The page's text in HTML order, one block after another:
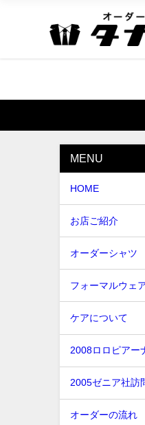
MENU
HOME
お店ご紹介
オーダーシャツ
フォーマルウェ
ケアについて
2008ロロピアー
2005ゼニア社訪
オーダーの流れ